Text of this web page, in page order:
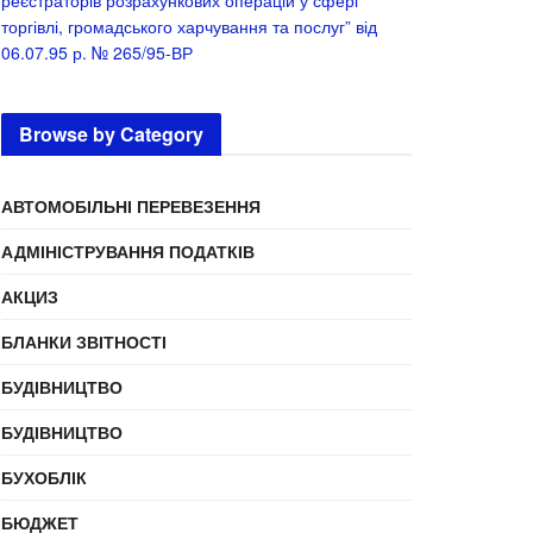
торгівлі, громадського харчування та послуг” від
06.07.95 р. № 265/95-ВР
Browse by Category
АВТОМОБІЛЬНІ ПЕРЕВЕЗЕННЯ
АДМІНІСТРУВАННЯ ПОДАТКІВ
АКЦИЗ
БЛАНКИ ЗВІТНОСТІ
БУДІВНИЦТВО
БУДІВНИЦТВО
БУХОБЛІК
БЮДЖЕТ